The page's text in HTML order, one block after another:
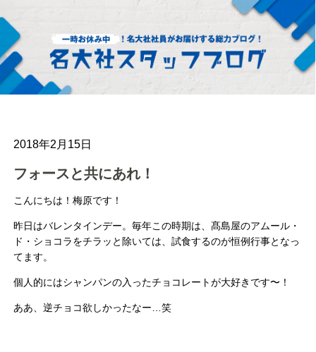
2018年2月15日
フォースと共にあれ！
こんにちは！梅原です！
昨日はバレンタインデー。毎年この時期は、髙島屋のアムール・
ド・ショコラをチラッと除いては、試食するのが恒例行事となっ
てます。
個人的にはシャンパンの入ったチョコレートが大好きです〜！
ああ、逆チョコ欲しかったなー…笑